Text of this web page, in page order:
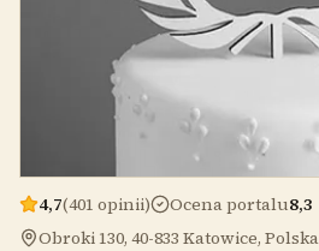
4,7(401 opinii) Ocena portalu8,3
Obroki 130, 40-833 Katowice, Polska